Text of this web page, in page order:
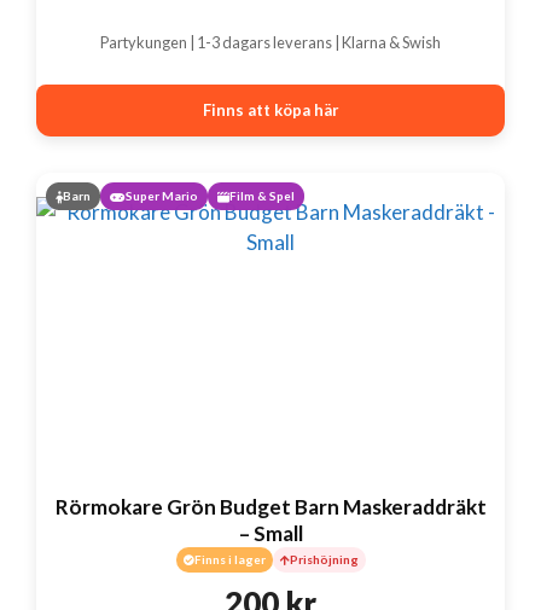
Partykungen | 1-3 dagars leverans | Klarna & Swish
Finns att köpa här
Barn Super Mario Film & Spel
Rörmokare Grön Budget Barn Maskeraddräkt
– Small
Finns i lager Prishöjning